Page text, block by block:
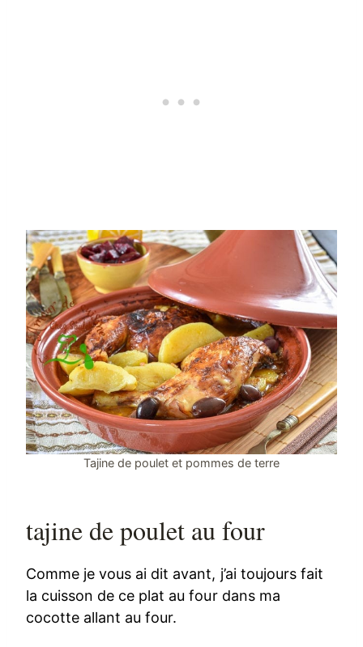
Tajine de poulet et pommes de terre
tajine de poulet au four
Comme je vous ai dit avant, j’ai toujours fait
la cuisson de ce plat au four dans ma
cocotte allant au four.